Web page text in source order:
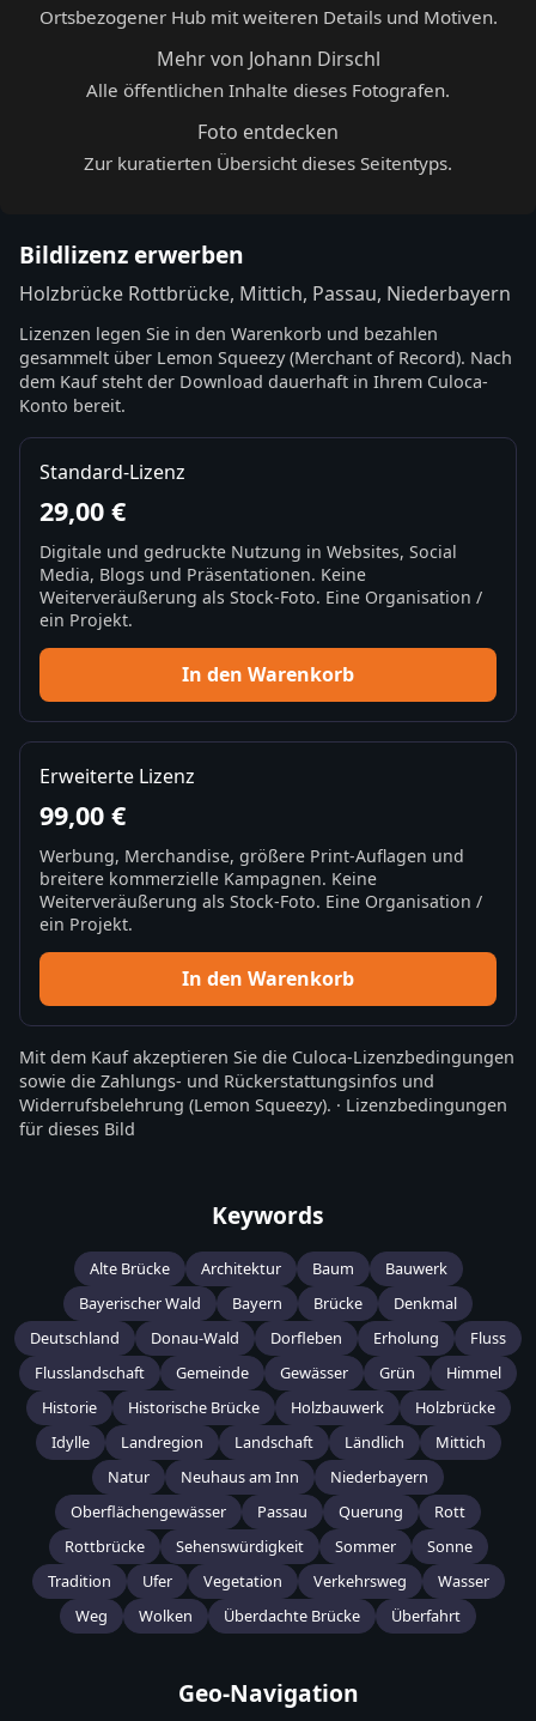
Ortsbezogener Hub mit weiteren Details und Motiven.
Mehr von Johann Dirschl
Alle öffentlichen Inhalte dieses Fotografen.
Foto entdecken
Zur kuratierten Übersicht dieses Seitentyps.
Bildlizenz erwerben
Holzbrücke Rottbrücke, Mittich, Passau, Niederbayern
Lizenzen legen Sie in den Warenkorb und bezahlen
gesammelt über Lemon Squeezy (Merchant of Record). Nach
dem Kauf steht der Download dauerhaft in Ihrem Culoca-
Konto bereit.
Standard-Lizenz
29,00 €
Digitale und gedruckte Nutzung in Websites, Social
Media, Blogs und Präsentationen. Keine
Weiterveräußerung als Stock-Foto. Eine Organisation /
ein Projekt.
In den Warenkorb
Erweiterte Lizenz
99,00 €
Werbung, Merchandise, größere Print-Auflagen und
breitere kommerzielle Kampagnen. Keine
Weiterveräußerung als Stock-Foto. Eine Organisation /
ein Projekt.
In den Warenkorb
Mit dem Kauf akzeptieren Sie die Culoca-Lizenzbedingungen
sowie die Zahlungs- und Rückerstattungsinfos und
Widerrufsbelehrung (Lemon Squeezy). · Lizenzbedingungen
für dieses Bild
Keywords
Alte Brücke Architektur Baum
Bauwerk
Bayerischer Wald
Bayern Brücke
Denkmal
Deutschland
Donau-Wald Dorfleben Erholung
Fluss
Flusslandschaft
Gemeinde Gewässer Grün
Himmel
Historie
Historische Brücke Holzbauwerk
Holzbrücke
Idylle
Landregion Landschaft Ländlich
Mittich
Natur
Neuhaus am Inn
Niederbayern
Oberflächengewässer
Passau Querung
Rott
Rottbrücke
Sehenswürdigkeit Sommer
Sonne
Tradition
Ufer Vegetation Verkehrsweg
Wasser
Weg
Wolken Überdachte Brücke Überfahrt
Geo-Navigation